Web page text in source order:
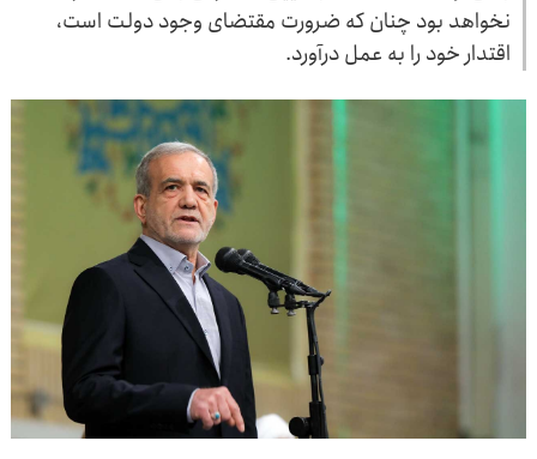
نخواهد بود چنان که ضرورت مقتضای وجود دولت است،
اقتدار خود را به عمل درآورد.